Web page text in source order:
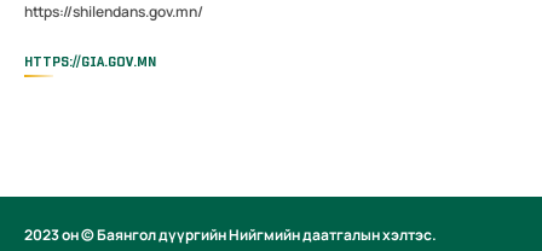
https://shilendans.gov.mn/
HTTPS://GIA.GOV.MN
2023 он © Баянгол дүүргийн Нийгмийн даатгалын хэлтэс.